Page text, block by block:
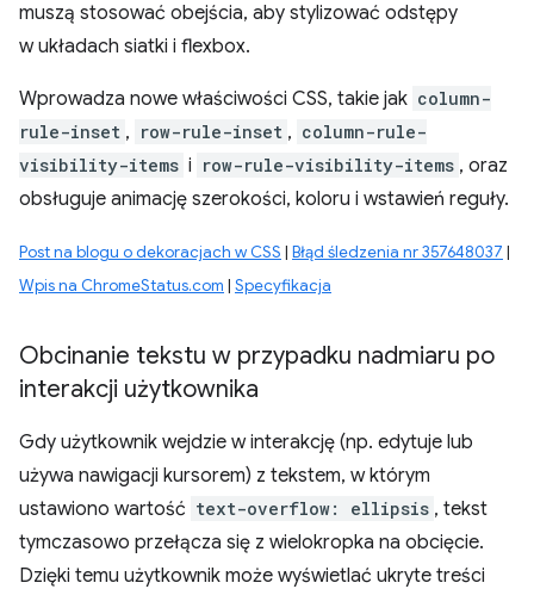
muszą stosować obejścia, aby stylizować odstępy
w układach siatki i flexbox.
Wprowadza nowe właściwości CSS, takie jak column-
rule-inset , row-rule-inset , column-rule-
visibility-items i row-rule-visibility-items , oraz
obsługuje animację szerokości, koloru i wstawień reguły.
Post na blogu o dekoracjach w CSS | Błąd śledzenia nr 357648037 |
Wpis na ChromeStatus.com | Specyfikacja
Obcinanie tekstu w przypadku nadmiaru po
interakcji użytkownika
Gdy użytkownik wejdzie w interakcję (np. edytuje lub
używa nawigacji kursorem) z tekstem, w którym
ustawiono wartość text-overflow: ellipsis , tekst
tymczasowo przełącza się z wielokropka na obcięcie.
Dzięki temu użytkownik może wyświetlać ukryte treści